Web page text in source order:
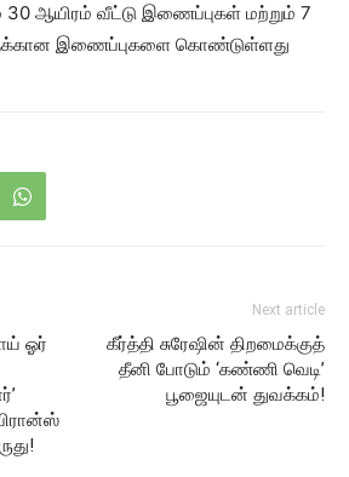
30 ஆயிரம் வீட்டு இணைப்புகள் மற்றும் 7
இணைப்புகளை கொண்டுள்ளது
ஓர்
Next article
கீர்த்தி சுரேஷின் திறமைக்குத்
தீனி போடும் ‘கண்ணி வெடி’
பூஜையுடன் துவக்கம்!